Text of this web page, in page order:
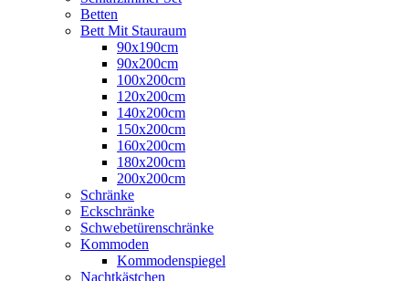
Betten
Bett Mit Stauraum
90x190cm
90x200cm
100x200cm
120x200cm
140x200cm
150x200cm
160x200cm
180x200cm
200x200cm
Schränke
Eckschränke
Schwebetürenschränke
Kommoden
Kommodenspiegel
Nachtkästchen